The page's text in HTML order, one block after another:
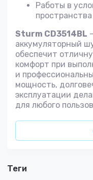
Работы в
Sturm CD3514BL
аккумуляторный
обеспечит
комфорт при
и
мощность,
эксплуатации
для любого
теги